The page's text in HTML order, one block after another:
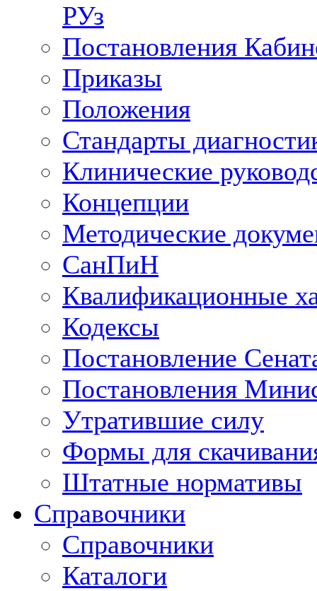
РУз
Постановления
Приказы
Положения
Стандарты
Клинические
Концепции
Методические
СанПиН
Квалификационные
Кодексы
Постановление
Постановления
Утратившие силу
Формы для
Штатные нормативы
Справочники
Справочники
Каталоги